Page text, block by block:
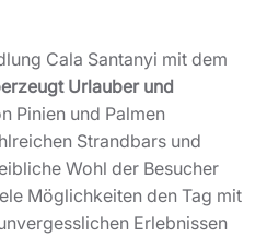
Cala Santanyi mit dem
Urlauber und
Pinien und Palmen
Strandbars und
Wohl der Besucher
Möglichkeiten den Tag mit
Erlebnissen